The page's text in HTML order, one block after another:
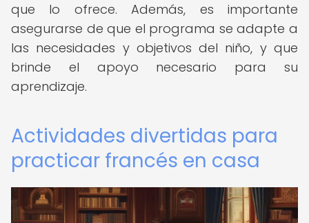
que lo ofrece. Además, es importante
asegurarse de que el programa se adapte a
las necesidades y objetivos del niño, y que
brinde el apoyo necesario para su
aprendizaje.
Actividades divertidas para
practicar francés en casa